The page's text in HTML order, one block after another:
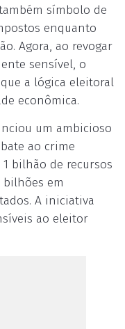
símbolo de
enquanto
Agora, ao revogar
sensível, o
a lógica eleitoral
econômica.
um ambicioso
ao crime
1 bilhão de recursos
bilhões em
A iniciativa
ao eleitor